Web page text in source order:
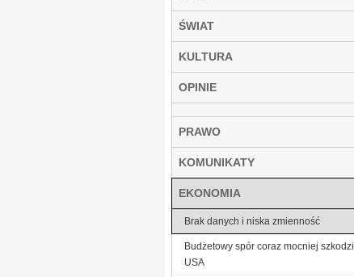
ŚWIAT
KULTURA
OPINIE
PRAWO
KOMUNIKATY
EKONOMIA
Brak danych i niska zmienność
Budżetowy spór coraz mocniej szkodzi
USA